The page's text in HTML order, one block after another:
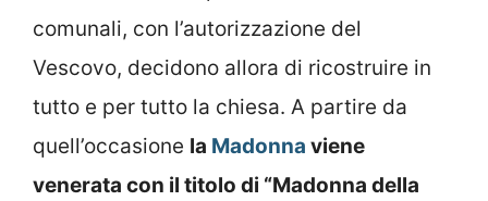
comunali, con l’autorizzazione del
Vescovo, decidono allora di ricostruire in
tutto e per tutto la chiesa. A partire da
quell’occasione la Madonna viene
venerata con il titolo di “Madonna della